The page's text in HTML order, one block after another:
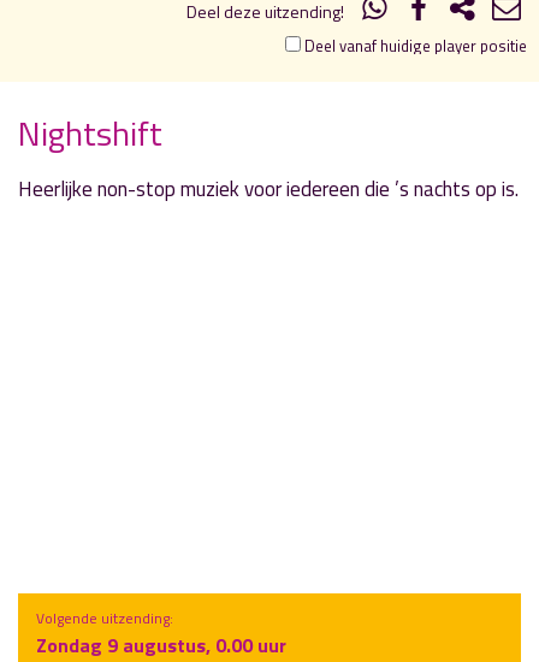
Deel deze uitzending!
Deel vanaf huidige player positie
Nightshift
Heerlijke non-stop muziek voor iedereen die ’s nachts op is.
Volgende uitzending:
Zondag 9 augustus, 0.00 uur